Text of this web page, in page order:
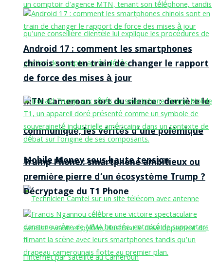
MTN Cameroon sort du silence : derrière le
communiqué, les vérités d’une polémique
Mobile Money sous haute tension
Android 17 : comment les smartphones
chinois sont en train de changer le rapport
de force des mises à jour
Trump Phone : smartphone ambitieux ou
première pierre d’un écosystème Trump ?
Décryptage du T1 Phone